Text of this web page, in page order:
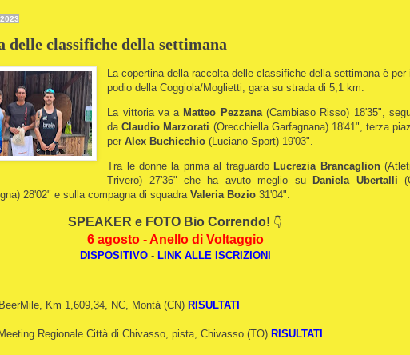
delle classifiche della settimana
La copertina della raccolta delle classifiche della settimana è per il
podio della Coggiola/Moglietti, gara su strada di 5,1 km.
La vittoria va a Matteo Pezzana(Cambiaso Risso) 18'35",
daClaudio Marzorati (Orecchiella Garfagnana) 18'41", terza
perAlex Buchicchio (Luciano Sport) 19'03".
Tra le donne la prima al traguardo Lucrezia Brancaglion
Trivero) 27'36" che ha avuto meglio su
Daniela Ubertalli
28'02" e sulla compagna di squadra Valeria Bozio 31'04".
SPEAKER e FOTO Bio Correndo! 👇
6 agosto - Anello di Voltaggio
DISPOSITIVO- LINK ALLE ISCRIZIONI
Km 1,609,34, NC, Montà (CN) RISULTATI
Regionale Città di Chivasso, pista, Chivasso (TO) RISULTATI